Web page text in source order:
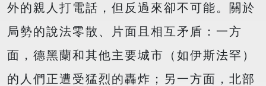
外的親人打電話，但反過來卻不可能。關於
局勢的說法零散、片面且相互矛盾：一方
面，德黑蘭和其他主要城市（如伊斯法罕）
的人們正遭受猛烈的轟炸；另一方面，北部